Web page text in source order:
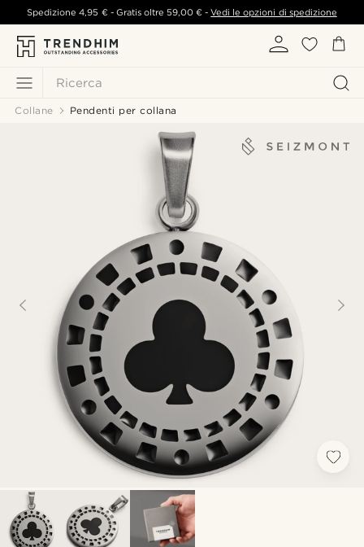
Ricerca
Spedizione4,95 €- Gratis oltre 59,00 € -Vedi le opzioni di spedizione
Collane Pendenti per collana